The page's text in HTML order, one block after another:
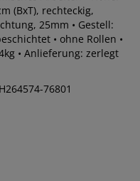
(BxT), rechteckig,
25mm • Gestell:
• ohne Rollen •
• Anlieferung: zerlegt
76801